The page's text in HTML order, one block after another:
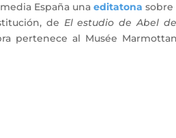
España unaeditatona sobre
de El estudio de Abel
pertenece al Musée